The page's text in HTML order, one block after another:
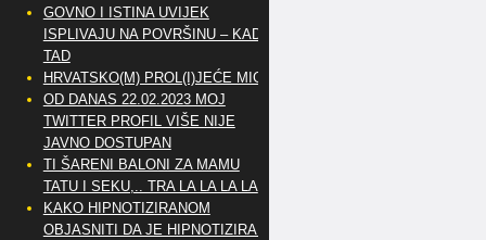
GOVNO I ISTINA UVIJEK
ISPLIVAJU NA POVRŠINU – KAD
TAD
HRVATSKO(M) PROL(I)JEĆE MIG
OD DANAS 22.02.2023 MOJ
TWITTER PROFIL VIŠE NIJE
JAVNO DOSTUPAN
TI ŠARENI BALONI ZA MAMU
TATU I SEKU,.. TRA LA LA LA LA
KAKO HIPNOTIZIRANOM
OBJASNITI DA JE HIPNOTIZIRAN